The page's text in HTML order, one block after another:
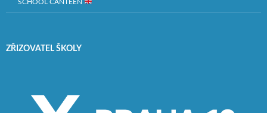
SCHOOL CANTEEN
ZŘIZOVATEL ŠKOLY